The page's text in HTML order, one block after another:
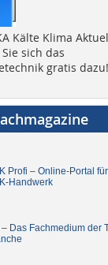
Kälte Klima
sich das
gratis dazu!
Profi – Online-Portal
Handwerk
Das Fachmedium der